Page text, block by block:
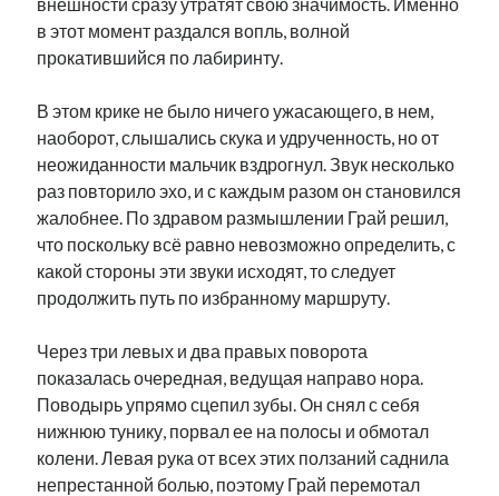
в этот момент раздался вопль, волной
прокатившийся по лабиринту.
В этом крике не было ничего ужасающего, в нем,
наоборот, слышались скука и удрученность, но от
неожиданности мальчик вздрогнул. Звук несколько
раз повторило эхо, и с каждым разом он становился
жалобнее. По здравом размышлении Грай решил,
что поскольку всё равно невозможно определить, с
какой стороны эти звуки исходят, то следует
продолжить путь по избранному маршруту.
Через три левых и два правых поворота
показалась очередная, ведущая направо нора.
Поводырь упрямо сцепил зубы. Он снял с себя
нижнюю тунику, порвал ее на полосы и обмотал
колени. Левая рука от всех этих ползаний саднила
непрестанной болью, поэтому Грай перемотал